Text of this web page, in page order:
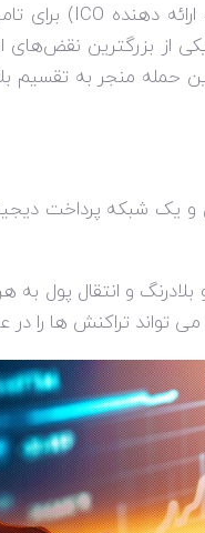
ICO) برای
از بزرگترین نقض‌های
ارز دیجیتال و یک شبکه
و انتقال پول به
می تواند تراکنش ها را در عرض 3 تا 5 ثانیه